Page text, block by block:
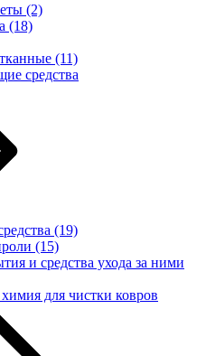
(2)
(18)
(11)
средства
(19)
(15)
и средства ухода за ними
для чистки ковров